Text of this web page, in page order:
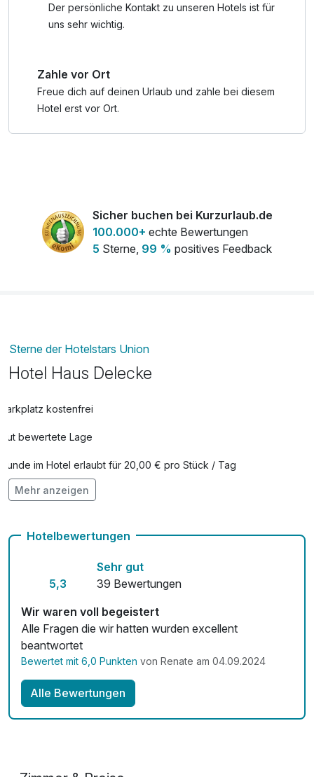
Der persönliche Kontakt zu unseren Hotels ist für
uns sehr wichtig.
Zahle vor Ort
Freue dich auf deinen Urlaub und zahle bei diesem
Hotel erst vor Ort.
Sicher buchen bei Kurzurlaub.de
100.000+ echte Bewertungen
5 Sterne, 99 % positives Feedback
Sterne der Hotelstars Union
Hotel Haus Delecke
Parkplatz kostenfrei
Gut bewertete Lage
Hunde im Hotel erlaubt für 20,00 € pro Stück / Tag
Auch vegetarische Speisen
Zimmerservice verfügbar
Mehr anzeigen
Hotelbewertungen
5,3
Sehr gut
39 Bewertungen
Wir waren voll begeistert
Alle Fragen die wir hatten wurden excellent
beantwortet
Bewertet mit 6,0 Punkten von Renate am 04.09.2024
Alle Bewertungen